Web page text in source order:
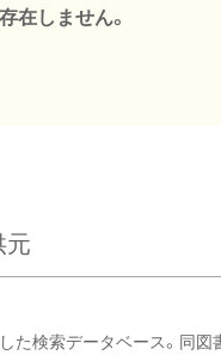
在しません。
元
検索データベース。同図